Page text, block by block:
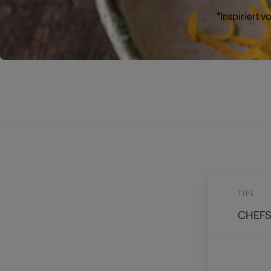
*Inspiriert
TYPE